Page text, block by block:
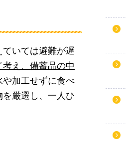
いては避難が遅
え、備蓄品の中
加工せずに食べ
厳選し、一人ひ